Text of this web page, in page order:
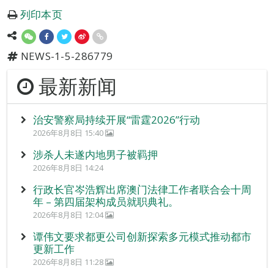
列印本页
NEWS-1-5-286779
最新新闻
治安警察局持续开展“雷霆2026”行动
2026年8月8日 15:40
涉杀人未遂内地男子被羁押
2026年8月8日 14:24
行政长官岑浩辉出席澳门法律工作者联合会十周
年 – 第四届架构成员就职典礼。
2026年8月8日 12:04
谭伟文要求都更公司创新探索多元模式推动都市
更新工作
2026年8月8日 11:28